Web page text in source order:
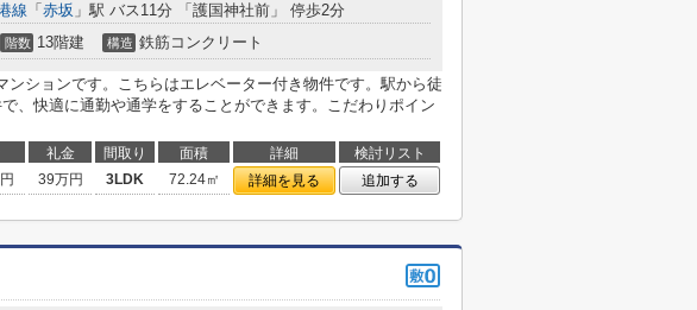
線 「 赤坂 」駅 バス11分 「護国神社前」 停歩2分
階数 13階建 構造 鉄筋コンクリート
ンションです。こちらはエレベーター付き物件です。駅から徒
、快適に通勤や通学をすることができます。こだわりポイン
礼金 間取り 面積 詳細
検討リスト
39万円 3LDK 72.24㎡ 詳細を見る 追加する